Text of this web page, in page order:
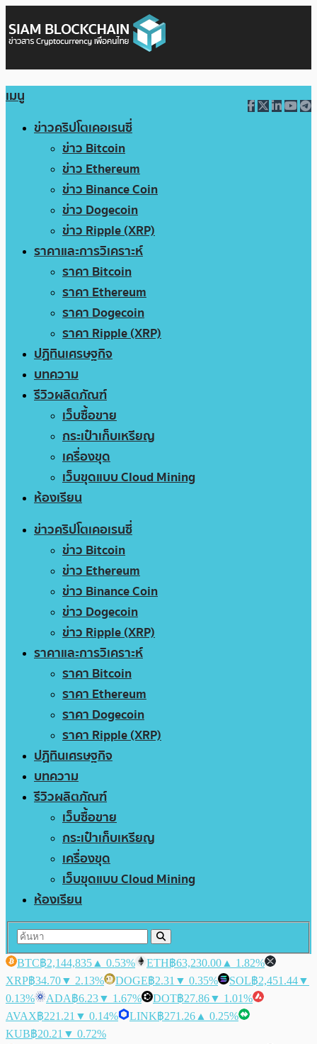
เมนู
ข่าวคริปโตเคอเรนซี่
ข่าว Bitcoin
ข่าว Ethereum
ข่าว Binance Coin
ข่าว Dogecoin
ข่าว Ripple (XRP)
ราคาและการวิเคราะห์
ราคา Bitcoin
ราคา Ethereum
ราคา Dogecoin
ราคา Ripple (XRP)
ปฏิทินเศรษฐกิจ
บทความ
รีวิวผลิตภัณฑ์
เว็บซื้อขาย
กระเป๋าเก็บเหรียญ
เครื่องขุด
เว็บขุดแบบ Cloud Mining
ห้องเรียน
ข่าวคริปโตเคอเรนซี่
ข่าว Bitcoin
ข่าว Ethereum
ข่าว Binance Coin
ข่าว Dogecoin
ข่าว Ripple (XRP)
ราคาและการวิเคราะห์
ราคา Bitcoin
ราคา Ethereum
ราคา Dogecoin
ราคา Ripple (XRP)
ปฏิทินเศรษฐกิจ
บทความ
รีวิวผลิตภัณฑ์
เว็บซื้อขาย
กระเป๋าเก็บเหรียญ
เครื่องขุด
เว็บขุดแบบ Cloud Mining
ห้องเรียน
BTC฿2,144,835 ▲ 0.53% ETH฿63,230.00 ▲ 1.82%
XRP฿34.70▼ 2.13% DOGE฿2.31 ▼ 0.35% SOL฿2,451.44▼
0.13%
ADA฿6.23▼ 1.67% DOT฿27.86▼ 1.01%
AVAX฿221.21 ▼ 0.14% LINK฿271.26 ▲ 0.25%
KUB฿20.21 ▼ 0.72%